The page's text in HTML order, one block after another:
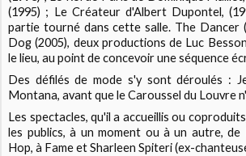
(1995) ; Le Créateurd'Albert Dupontel,
partie tourné dans cette salle. The Dancer
Dog (2005), deux productions de Luc
le lieu, au point de concevoir une séquence
Des défilés de mode s'y sont déroulés :
Montana, avant que le Caroussel du Louvre
Les spectacles, qu'il a accueillis ou
les publics, à un moment ou à un autre, de
Hop, à Fame et Sharleen Spiteri (ex-